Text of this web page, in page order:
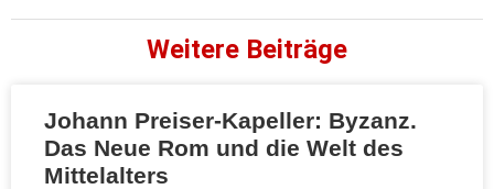
Weitere Beiträge
Johann Preiser-Kapeller: Byzanz.
Das Neue Rom und die Welt des
Mittelalters